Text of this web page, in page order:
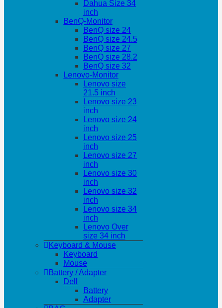
Dahua Size 34
inch
BenQ-Monitor
BenQ size 24
BenQ size 24.5
BenQ size 27
BenQ size 28.2
BenQ size 32
Lenovo-Monitor
Lenovo size
21.5 inch
Lenovo size 23
inch
Lenovo size 24
inch
Lenovo size 25
inch
Lenovo size 27
inch
Lenovo size 30
inch
Lenovo size 32
inch
Lenovo size 34
inch
Lenovo Over
size 34 inch
Keyboard & Mouse
Keyboard
Mouse
Battery / Adapter
Dell
Battery
Adapter